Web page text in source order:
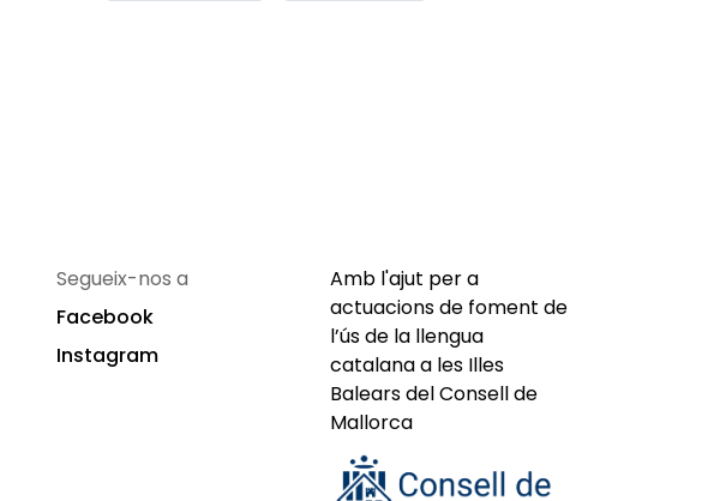
Segueix-nos a
Facebook
Instagram
Amb l'ajut per a
actuacions de foment de
l’ús de la llengua
catalana a les Illes
Balears del Consell de
Mallorca